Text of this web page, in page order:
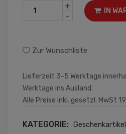
+
-
IN
Zur Wunschliste
Lieferzeit 3-5 Werktage
Werktage ins Ausland.
Alle Preise inkl. gesetzl. MwSt
KATEGORIE: Geschenkartikel